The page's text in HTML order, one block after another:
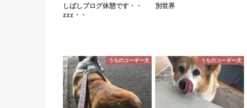
しばしブログ休憩です・・
zzz・・
別世界
うちのコーギー犬 うちのコーギー犬